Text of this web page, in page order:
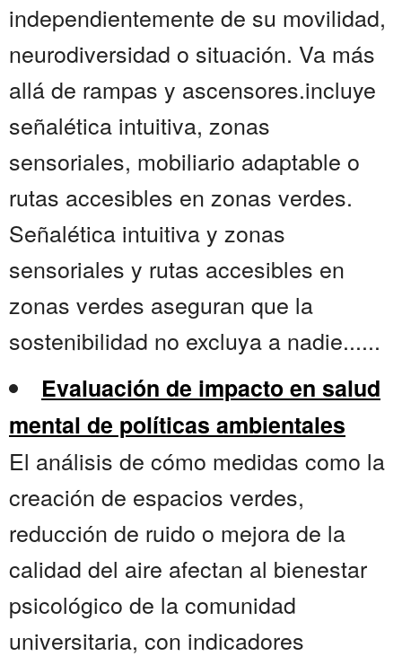
independientemente de su movilidad,
neurodiversidad o situación. Va más
allá de rampas y ascensores.incluye
señalética intuitiva, zonas
sensoriales, mobiliario adaptable o
rutas accesibles en zonas verdes.
Señalética intuitiva y zonas
sensoriales y rutas accesibles en
zonas verdes aseguran que la
sostenibilidad no excluya a nadie......
Evaluación de impacto en salud
mental de políticas ambientales
El análisis de cómo medidas como la
creación de espacios verdes,
reducción de ruido o mejora de la
calidad del aire afectan al bienestar
psicológico de la comunidad
universitaria, con indicadores